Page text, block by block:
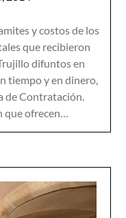
y costos de los
que recibieron
difuntos en
tiempo y en dinero,
de Contratación.
que ofrecen…